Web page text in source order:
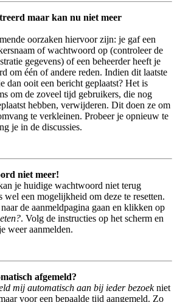
maar kan nu niet meer
oorzaken hiervoor zijn: je gaf een
of wachtwoord op (controleer de
gegevens) of een beheerder heeft je
om één of andere reden. Indien dit laatste
dan ooit een bericht geplaatst? Het is
om de zoveel tijd gebruikers, die nog
hebben, verwijderen. Dit doen ze om
te verkleinen. Probeer je opnieuw te
je in de discussies.
niet meer!
je huidige wachtwoord niet terug
wel een mogelijkheid om deze te resetten.
de aanmeldpagina gaan en klikken op
. Volg de instructies op het scherm en
weer aanmelden.
afgemeld?
mij automatisch aan bij ieder bezoekniet
voor een bepaalde tijd aangemeld. Zo